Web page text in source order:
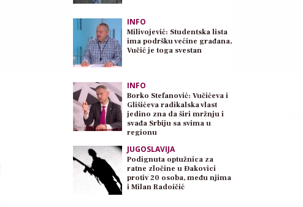
INFO
Milivojević: Studentska lista
ima podršku većine građana,
Vučić je toga svestan
INFO
Borko Stefanović: Vučićeva i
Glišićeva radikalska vlast
jedino zna da širi mržnju i
svađa Srbiju sa svima u
regionu
JUGOSLAVIJA
Podignuta optužnica za
ratne zločine u Đakovici
protiv 20 osoba, među njima
i Milan Radoičić